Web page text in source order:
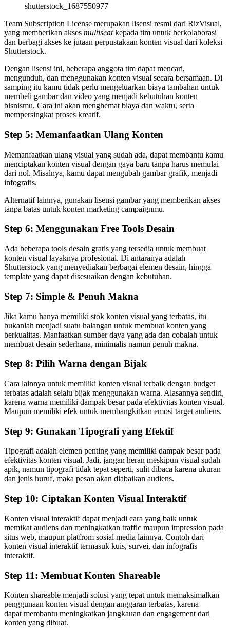
shutterstock_1687550977
Team Subscription License merupakan lisensi resmi dari RizVisual,
yang memberikan akses multiseatkepada tim untuk berkolaborasi
dan berbagi akses ke jutaan perpustakaan konten visual dari koleksi
Shutterstock.
Dengan lisensi ini, beberapa anggota tim dapat mencari,
mengunduh, dan menggunakan konten visual secara bersamaan. Di
samping itu kamu tidak perlu mengeluarkan biaya tambahan untuk
membeli gambar dan video yang menjadi kebutuhan konten
bisnismu. Cara ini akan menghemat biaya dan waktu, serta
mempersingkat proses kreatif.
Step 5: Memanfaatkan Ulang Konten
Memanfaatkan ulang visual yang sudah ada, dapat membantu kamu
menciptakan konten visual dengan gaya baru tanpa harus memulai
dari nol. Misalnya, kamu dapat mengubah gambar grafik, menjadi
infografis.
Alternatif lainnya, gunakan lisensi gambar yang memberikan akses
tanpa batas untuk konten marketing campaignmu.
Step 6: Menggunakan Free Tools Desain
Ada beberapa tools desain gratis yang tersedia untuk membuat
konten visual layaknya profesional. Di antaranya adalah
Shutterstock yang menyediakan berbagai elemen desain, hingga
template yang dapat disesuaikan dengan kebutuhan.
Step 7: Simple & Penuh Makna
Jika kamu hanya memiliki stok konten visual yang terbatas, itu
bukanlah menjadi suatu halangan untuk membuat konten yang
berkualitas. Manfaatkan sumber daya yang ada dan cobalah untuk
membuat desain sederhana, minimalis namun penuh makna.
Step 8: Pilih Warna dengan Bijak
Cara lainnya untuk memiliki konten visual terbaik dengan budget
terbatas adalah selalu bijak menggunakan warna. Alasannya sendiri,
karena warna memiliki dampak besar pada efektivitas konten visual.
Maupun memiliki efek untuk membangkitkan emosi target audiens.
Step 9: Gunakan Tipografi yang Efektif
Tipografi adalah elemen penting yang memiliki dampak besar pada
efektivitas konten visual. Jadi, jangan heran meskipun visual sudah
apik, namun tipografi tidak tepat seperti, sulit dibaca karena ukuran
dan jenis huruf, maka pesan akan diabaikan audiens.
Step 10: Ciptakan Konten Visual Interaktif
Konten visual interaktif dapat menjadi cara yang baik untuk
memikat audiens dan meningkatkan traffic maupun impression pada
situs web, maupun platfrom sosial media lainnya. Contoh dari
konten visual interaktif termasuk kuis, survei, dan infografis
interaktif.
Step 11: Membuat Konten Shareable
Konten shareable menjadi solusi yang tepat untuk memaksimalkan
penggunaan konten visual dengan anggaran terbatas, karena
dapat membantu meningkatkan jangkauan dan engagement dari
konten yang dibuat.